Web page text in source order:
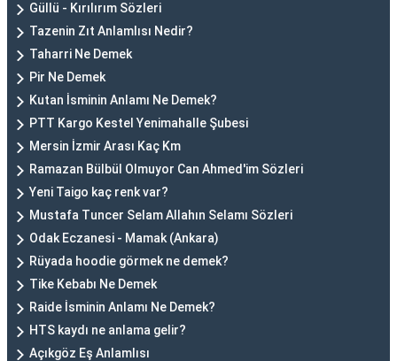
Güllü - Kırılırım Sözleri
Tazenin Zıt Anlamlısı Nedir?
Taharri Ne Demek
Pir Ne Demek
Kutan İsminin Anlamı Ne Demek?
PTT Kargo Kestel Yenimahalle Şubesi
Mersin İzmir Arası Kaç Km
Ramazan Bülbül Olmuyor Can Ahmed'im Sözleri
Yeni Taigo kaç renk var?
Mustafa Tuncer Selam Allahın Selamı Sözleri
Odak Eczanesi - Mamak (Ankara)
Rüyada hoodie görmek ne demek?
Tike Kebabı Ne Demek
Raide İsminin Anlamı Ne Demek?
HTS kaydı ne anlama gelir?
Açıkgöz Eş Anlamlısı